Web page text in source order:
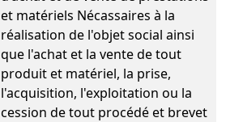
et matériels Nécassaires à la
réalisation de l'objet social ainsi
que l'achat et la vente de tout
produit et matériel, la prise,
l'acquisition, l'exploitation ou la
cession de tout procédé et brevet